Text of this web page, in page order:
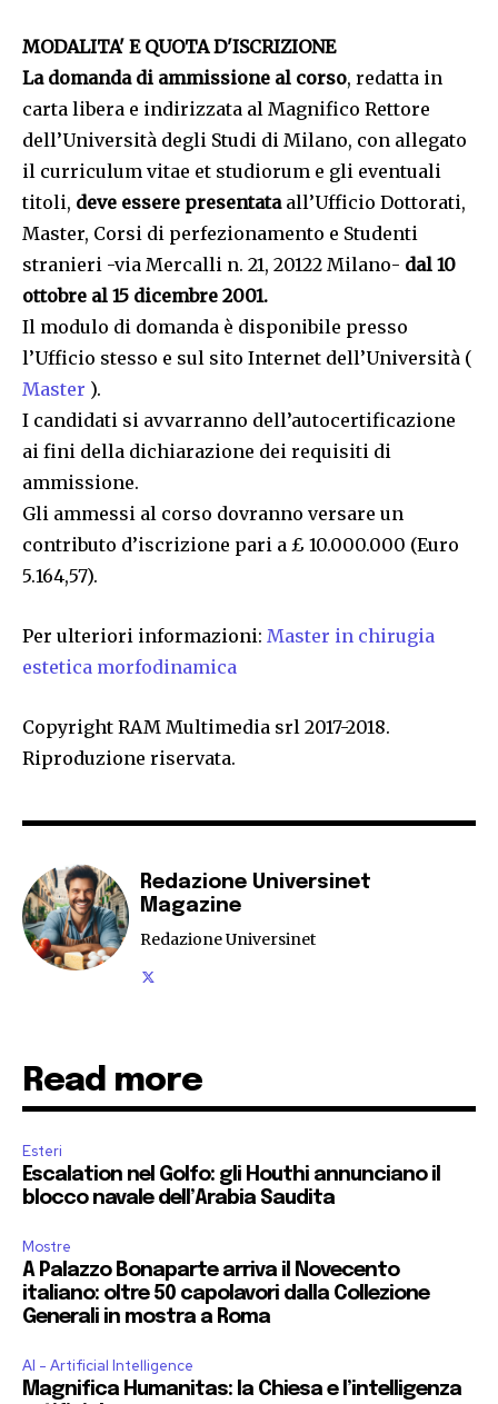
MODALITA' E QUOTA D'ISCRIZIONE
La domanda di ammissione al corso, redatta in
carta libera e indirizzata al Magnifico Rettore
dell’Università degli Studi di Milano, con allegato
il curriculum vitae et studiorum e gli eventuali
titoli, deve essere presentata all’Ufficio Dottorati,
Master, Corsi di perfezionamento e Studenti
stranieri -via Mercalli n. 21, 20122 Milano- dal 10
ottobre al 15 dicembre 2001.
Il modulo di domanda è disponibile presso
l’Ufficio stesso e sul sito Internet dell’Università (
Master ).
I candidati si avvarranno dell’autocertificazione
ai fini della dichiarazione dei requisiti di
ammissione.
Gli ammessi al corso dovranno versare un
contributo d’iscrizione pari a £ 10.000.000 (Euro
5.164,57).
Per ulteriori informazioni: Master in chirugia
estetica morfodinamica
Copyright RAM Multimedia srl 2017-2018.
Riproduzione riservata.
Redazione Universinet
Magazine
Redazione Universinet
Read more
Esteri
Escalation nel Golfo: gli Houthi annunciano il
blocco navale dell’Arabia Saudita
Mostre
A Palazzo Bonaparte arriva il Novecento
italiano: oltre 50 capolavori dalla Collezione
Generali in mostra a Roma
AI - Artificial Intelligence
Magnifica Humanitas: la Chiesa e l’intelligenza